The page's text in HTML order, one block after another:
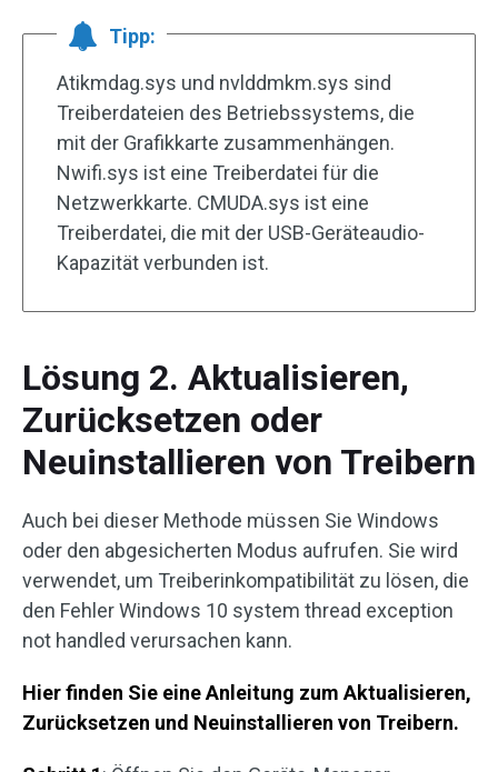
Tipp:
Atikmdag.sys und nvlddmkm.sys sind
Treiberdateien des Betriebssystems, die
mit der Grafikkarte zusammenhängen.
Nwifi.sys ist eine Treiberdatei für die
Netzwerkkarte. CMUDA.sys ist eine
Treiberdatei, die mit der USB-Geräteaudio-
Kapazität verbunden ist.
Lösung 2. Aktualisieren,
Zurücksetzen oder
Neuinstallieren von Treibern
Auch bei dieser Methode müssen Sie Windows
oder den abgesicherten Modus aufrufen. Sie wird
verwendet, um Treiberinkompatibilität zu lösen, die
den Fehler Windows 10 system thread exception
not handled verursachen kann.
Hier finden Sie eine Anleitung zum Aktualisieren,
Zurücksetzen und Neuinstallieren von Treibern.